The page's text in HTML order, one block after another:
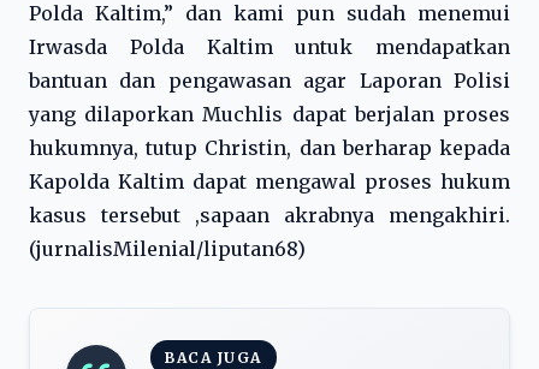
Polda Kaltim,” dan kami pun sudah menemui
Irwasda Polda Kaltim untuk mendapatkan
bantuan dan pengawasan agar Laporan Polisi
yang dilaporkan Muchlis dapat berjalan proses
hukumnya, tutup Christin, dan berharap kepada
Kapolda Kaltim dapat mengawal proses hukum
kasus tersebut ,sapaan akrabnya mengakhiri.
(jurnalisMilenial/liputan68)
BACA JUGA